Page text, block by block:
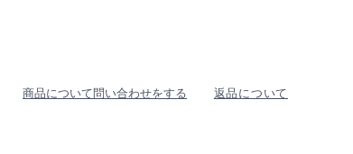
商品について問い合わせをする 返品について